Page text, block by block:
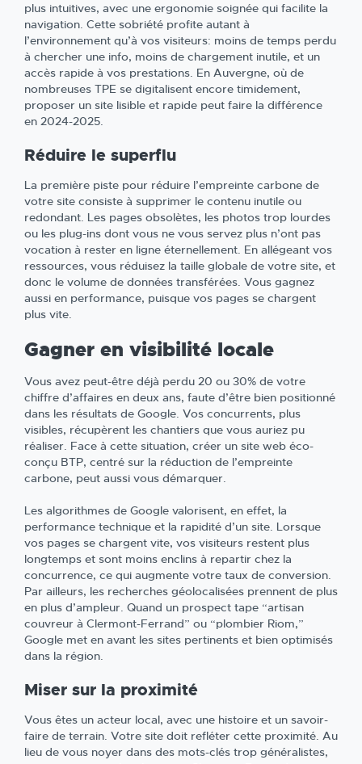
plus intuitives, avec une ergonomie soignée qui facilite la
navigation. Cette sobriété profite autant à
l’environnement qu’à vos visiteurs: moins de temps perdu
à chercher une info, moins de chargement inutile, et un
accès rapide à vos prestations. En Auvergne, où de
nombreuses TPE se digitalisent encore timidement,
proposer un site lisible et rapide peut faire la différence
en 2024-2025.
Réduire le superflu
La première piste pour réduire l’empreinte carbone de
votre site consiste à supprimer le contenu inutile ou
redondant. Les pages obsolètes, les photos trop lourdes
ou les plug-ins dont vous ne vous servez plus n’ont pas
vocation à rester en ligne éternellement. En allégeant vos
ressources, vous réduisez la taille globale de votre site, et
donc le volume de données transférées. Vous gagnez
aussi en performance, puisque vos pages se chargent
plus vite.
Gagner en visibilité locale
Vous avez peut-être déjà perdu 20 ou 30% de votre
chiffre d’affaires en deux ans, faute d’être bien positionné
dans les résultats de Google. Vos concurrents, plus
visibles, récupèrent les chantiers que vous auriez pu
réaliser. Face à cette situation, créer un site web éco-
conçu BTP, centré sur la réduction de l’empreinte
carbone, peut aussi vous démarquer.
Les algorithmes de Google valorisent, en effet, la
performance technique et la rapidité d’un site. Lorsque
vos pages se chargent vite, vos visiteurs restent plus
longtemps et sont moins enclins à repartir chez la
concurrence, ce qui augmente votre taux de conversion.
Par ailleurs, les recherches géolocalisées prennent de plus
en plus d’ampleur. Quand un prospect tape “artisan
couvreur à Clermont-Ferrand” ou “plombier Riom,”
Google met en avant les sites pertinents et bien optimisés
dans la région.
Miser sur la proximité
Vous êtes un acteur local, avec une histoire et un savoir-
faire de terrain. Votre site doit refléter cette proximité. Au
lieu de vous noyer dans des mots-clés trop généralistes,